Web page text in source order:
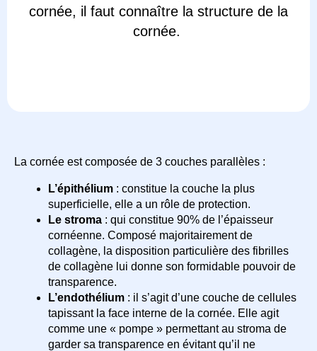
cornée, il faut connaître la structure de la
cornée.
La cornée est composée de 3 couches parallèles :
L’épithélium : constitue la couche la plus
superficielle, elle a un rôle de protection.
Le stroma : qui constitue 90% de l’épaisseur
cornéenne. Composé majoritairement de
collagène, la disposition particulière des fibrilles
de collagène lui donne son formidable pouvoir de
transparence.
L’endothélium : il s’agit d’une couche de cellules
tapissant la face interne de la cornée. Elle agit
comme une « pompe » permettant au stroma de
garder sa transparence en évitant qu’il ne